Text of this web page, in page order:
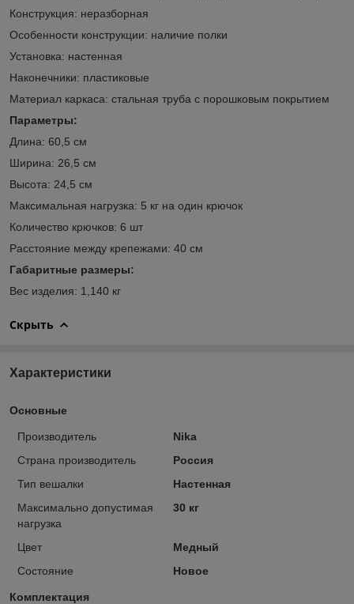
Конструкция: неразборная
Особенности конструкции: наличие полки
Установка: настенная
Наконечники: пластиковые
Материал каркаса: стальная труба с порошковым покрытием
Параметры:
Длина: 60,5 см
Ширина: 26,5 см
Высота: 24,5 см
Максимальная нагрузка: 5 кг на один крючок
Количество крючков: 6 шт
Расстояние между крепежами: 40 см
Габаритные размеры:
Вес изделия: 1,140 кг
Скрыть
Характеристики
Основные
Производитель
Nika
Страна производитель
Россия
Тип вешалки
Настенная
Максимально допустимая
нагрузка
30 кг
Цвет
Медный
Состояние
Новое
Комплектация